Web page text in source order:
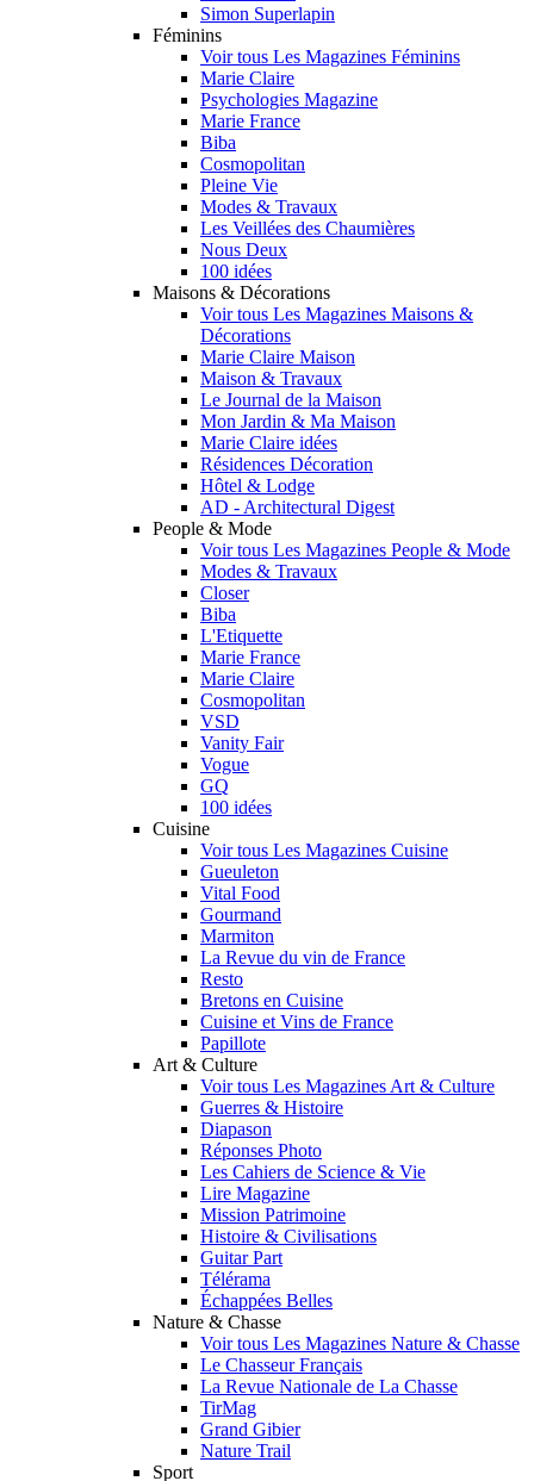
Simon Superlapin
Féminins
Voir tous Les Magazines Féminins
Marie Claire
Psychologies Magazine
Marie France
Biba
Cosmopolitan
Pleine Vie
Modes & Travaux
Les Veillées des Chaumières
Nous Deux
100 idées
Maisons & Décorations
Voir tous Les Magazines Maisons &
Décorations
Marie Claire Maison
Maison & Travaux
Le Journal de la Maison
Mon Jardin & Ma Maison
Marie Claire idées
Résidences Décoration
Hôtel & Lodge
AD - Architectural Digest
People & Mode
Voir tous Les Magazines People & Mode
Modes & Travaux
Closer
Biba
L'Etiquette
Marie France
Marie Claire
Cosmopolitan
VSD
Vanity Fair
Vogue
GQ
100 idées
Cuisine
Voir tous Les Magazines Cuisine
Gueuleton
Vital Food
Gourmand
Marmiton
La Revue du vin de France
Resto
Bretons en Cuisine
Cuisine et Vins de France
Papillote
Art & Culture
Voir tous Les Magazines Art & Culture
Guerres & Histoire
Diapason
Réponses Photo
Les Cahiers de Science & Vie
Lire Magazine
Mission Patrimoine
Histoire & Civilisations
Guitar Part
Télérama
Échappées Belles
Nature & Chasse
Voir tous Les Magazines Nature & Chasse
Le Chasseur Français
La Revue Nationale de La Chasse
TirMag
Grand Gibier
Nature Trail
Sport